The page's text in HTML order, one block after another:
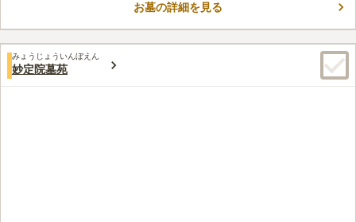
様が施され、中庭へ抜けると、白と朱色のモダンな本堂が出迎え
口コミ評価
みんなの評価
お花屋さんは周囲にたくさんあり、また素敵なレストランもたく
お墓の詳細を見る
みょうじょういんぼえん
妙定院墓苑